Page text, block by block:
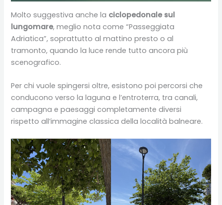
Molto suggestiva anche la ciclopedonale sul
lungomare, meglio nota come “Passeggiata
Adriatica”, soprattutto al mattino presto o al
tramonto, quando la luce rende tutto ancora più
scenografico.
Per chi vuole spingersi oltre, esistono poi percorsi che
conducono verso la laguna e l’entroterra, tra canali,
campagna e paesaggi completamente diversi
rispetto all’immagine classica della località balneare.